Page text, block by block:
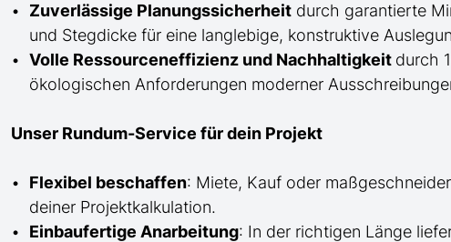
Zuverlässige Planungssicherheit durch garantierte
und Stegdicke für eine langlebige, konstruktive
Volle Ressourceneffizienz und Nachhaltigkeit durch
ökologischen Anforderungen moderner
Unser Rundum-Service für dein Projekt
Flexibel beschaffen: Miete, Kauf oder
deiner Projektkalkulation.
Einbaufertige Anarbeitung: In der richtigen Länge